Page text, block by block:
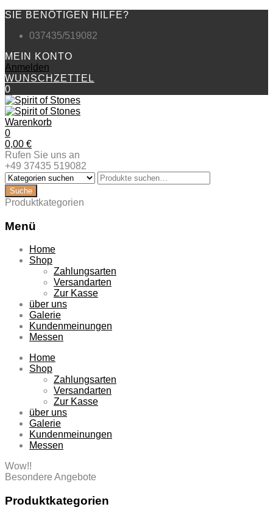
SIE BENÖTIGEN HILFE?
037435/519082
MEIN KONTO
Anmelden
WUNSCHZETTEL
0
Warenkorb
0
0,00 €
Rufen Sie uns an
+49 37435 519082
Produktkategorien
Menü
Zum
Inhalt
Home
Shop
Zahlungsarten
Versandarten
Zur Kasse
über uns
Galerie
Kundenmeinungen
Messen
Home
Shop
Zahlungsarten
Versandarten
Zur Kasse
über uns
Galerie
Kundenmeinungen
Messen
Wow!!
Besondere Angebote
Produktkategorien